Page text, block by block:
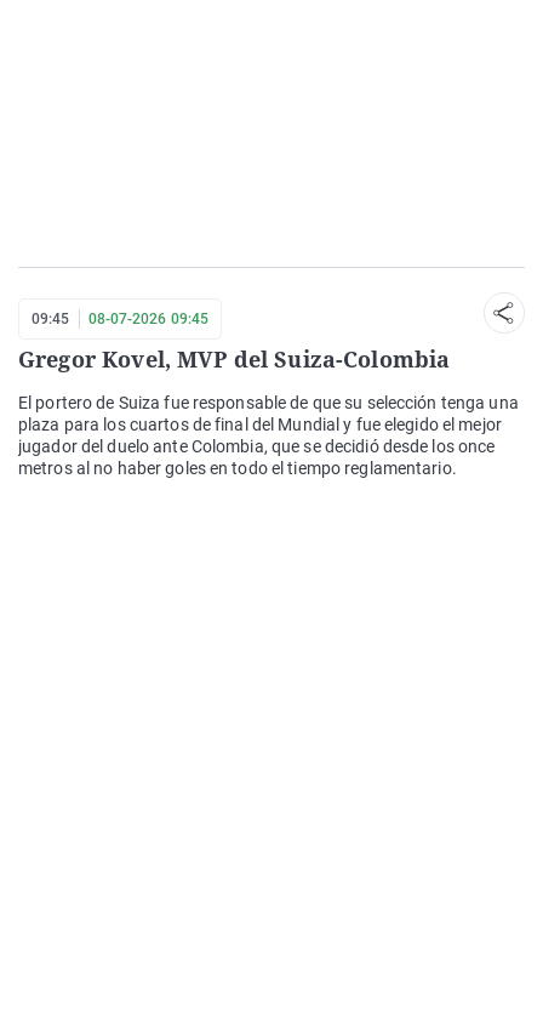
09:45 08-07-2026 09:45
Gregor Kovel, MVP del Suiza-Colombia
El portero de Suiza fue responsable de que su selección tenga una
plaza para los cuartos de final del Mundial y fue elegido el mejor
jugador del duelo ante Colombia, que se decidió desde los once
metros al no haber goles en todo el tiempo reglamentario.